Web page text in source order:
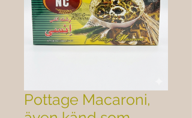
Pottage Macaroni,